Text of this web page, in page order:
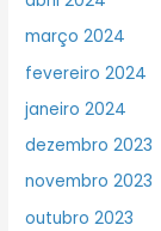
março 2024
fevereiro 2024
janeiro 2024
dezembro 2023
novembro 2023
outubro 2023